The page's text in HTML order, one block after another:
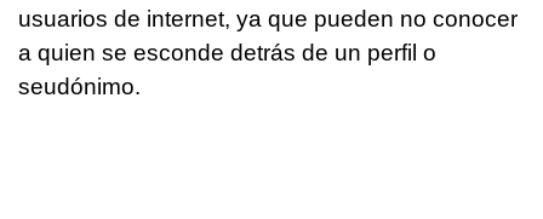
usuarios de internet, ya que pueden no conocer
a quien se esconde detrás de un perfil o
seudónimo.